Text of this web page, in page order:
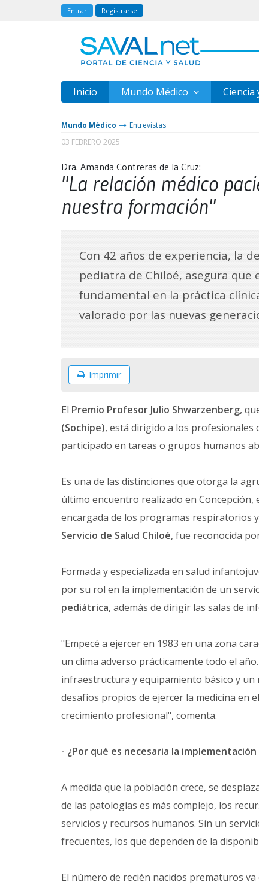
Entrar Registrarse
Inicio Mundo Médico Ciencia
Mundo Médico
Entrevistas
03 FEBRERO 2025
Dra. Amanda Contreras de la Cruz:
"La relación médico
nuestra formación"
Con 42 años de experiencia, la
pediatra de Chiloé, asegura que
fundamental en la práctica
valorado por las nuevas
Imprimir
El Premio Profesor Julio Shwarzenberg,
(Sochipe), está dirigido a los profesionales
participado en tareas o grupos humanos
Es una de las distinciones que otorga la
último encuentro realizado en Concepción,
encargada de los programas respiratorios
Servicio de Salud Chiloé, fue reconocida
Formada y especializada en salud
por su rol en la implementación de un
pediátrica, además de dirigir las salas de
"Empecé a ejercer en 1983 en una zona
un clima adverso prácticamente todo el
infraestructura y equipamiento básico y
desafíos propios de ejercer la medicina en
crecimiento profesional", comenta.
- ¿Por qué es necesaria la
A medida que la población crece, se
de las patologías es más complejo, los
servicios y recursos humanos. Sin un
frecuentes, los que dependen de la
El número de recién nacidos prematuros